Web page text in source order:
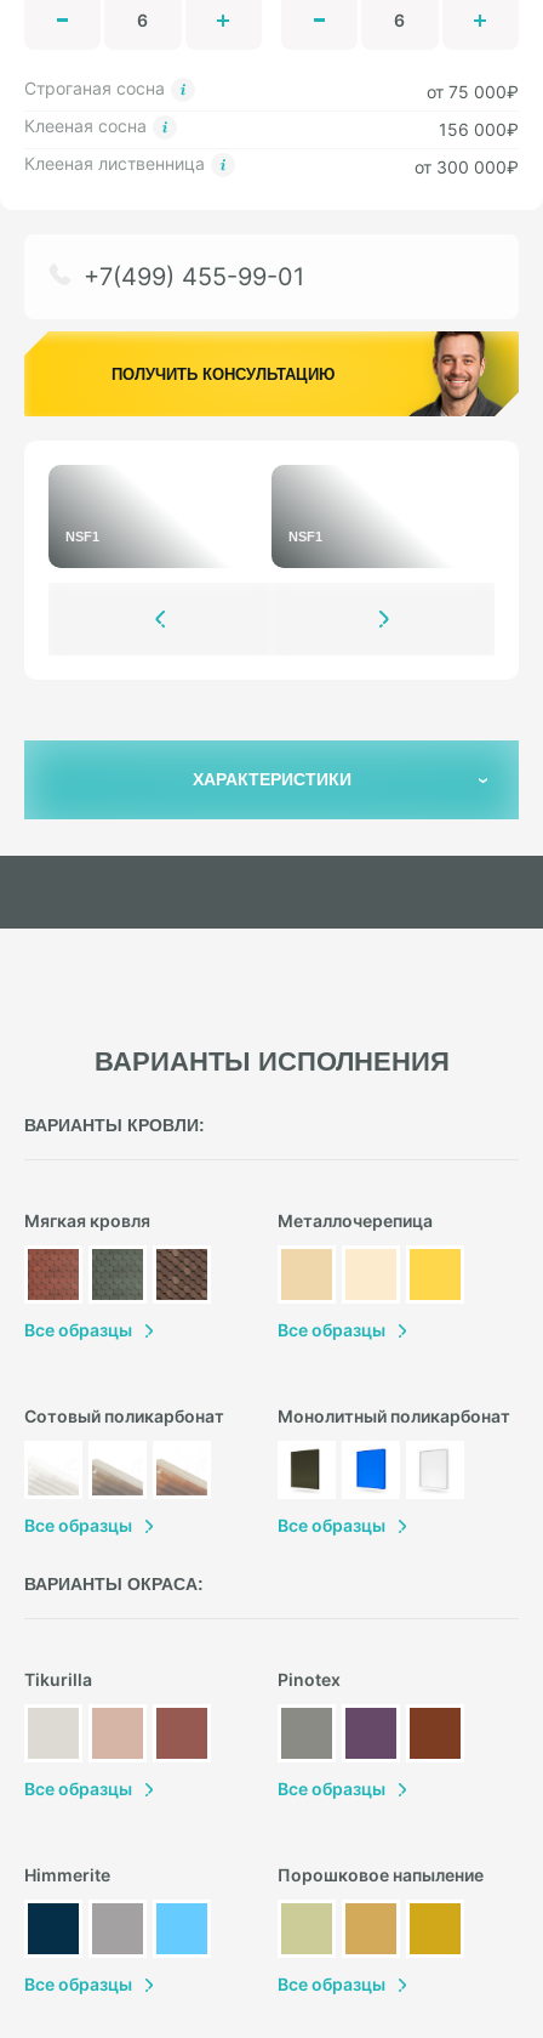
Строганая сосна
от 75 000₽
Клееная сосна
156 000₽
Клееная лиственница
от 300 000₽
+7(499) 455-99-01
ПОЛУЧИТЬ КОНСУЛЬТАЦИЮ
NSF1 NSF1
ХАРАКТЕРИСТИКИ
ВАРИАНТЫ ИСПОЛНЕНИЯ
ВАРИАНТЫ КРОВЛИ:
Мягкая кровля
Все образцы
Металлочерепица
Все образцы
Сотовый поликарбонат
Все образцы
Монолитный поликарбонат
Все образцы
ВАРИАНТЫ ОКРАСА:
Tikurilla
Все образцы
Pinotex
Все образцы
Himmerite
Все образцы
Порошковое напыление
Все образцы